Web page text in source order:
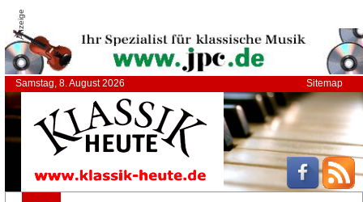
Anzeige
Samstag, 8. August 2026 Sitemap